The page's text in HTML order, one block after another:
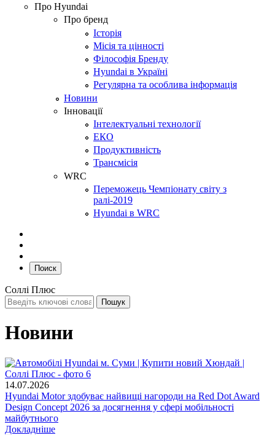
Про Hyundai
Про бренд
Історія
Місія та цінності
Філософія Бренду
Hyundai в Україні
Регулярна та особлива інформація
Новини
Інновації
Інтелектуальні технології
ЕКО
Продуктивність
Трансмісія
WRC
Переможець Чемпіонату світу з
ралі-2019
Hyundai в WRC
Поиск
Соллі Плюс
Новини
14.07.2026
Hyundai Motor здобуває найвищі нагороди на Red Dot Award
Design Concept 2026 за досягнення у сфері мобільності
майбутнього
Докладніше